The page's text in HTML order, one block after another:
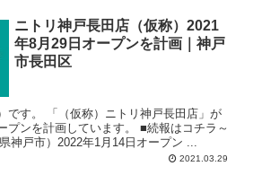
ニトリ神戸長田店（仮称）2021
年8月29日オープンを計画｜神戸
市長田区
戸長田店」が
画しています。 ■続報はコチラ～
2021.03.29